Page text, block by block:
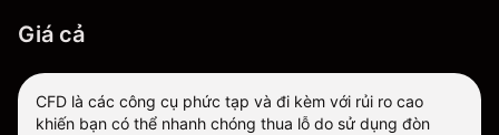
Giá cả
CFD là các công cụ phức tạp và đi kèm với rủi ro cao
khiến bạn có thể nhanh chóng thua lỗ do sử dụng đòn